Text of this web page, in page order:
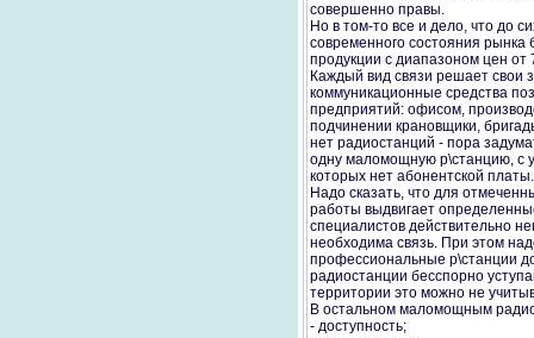
совершенно правы.
Но в том-то все и дело, что до
современного состояния рынка
продукции с диапазоном цен
Каждый вид связи решает свои
коммуникационные средства
предприятий: офисом,
подчинении крановщики,
нет радиостанций - пора
одну маломощную р\станцию, с
которых нет абонентской
Надо сказать, что для
работы выдвигает
специалистов действительно
необходима связь. При этом
профессиональные р\станции
радиостанции бесспорно
территории это можно не
В остальном маломощным
- доступность;